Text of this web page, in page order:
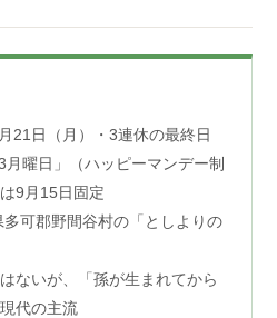
21日（月）・3連休の最終日
曜日」（ハッピーマンデー制
9月15日固定
可郡野間谷村の「としよりの
ないが、「孫が生まれてから
代の主流